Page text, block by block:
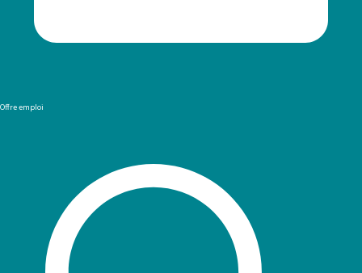
Offre emploi